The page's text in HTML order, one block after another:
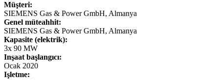
Müşteri:
SIEMENS Gas & Power GmbH, Almanya
Genel müteahhit:
SIEMENS Gas & Power GmbH, Almanya
Kapasite (elektrik):
3x 90 MW
Inşaat başlangıcı:
Ocak 2020
Işletme: